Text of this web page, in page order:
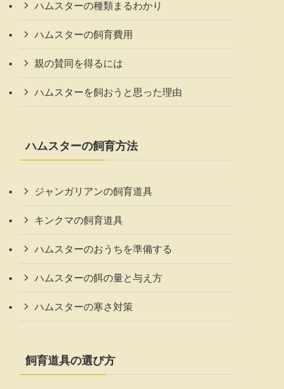
ハムスターの種類まるわかり
ハムスターの飼育費用
親の賛同を得るには
ハムスターを飼おうと思った理由
ハムスターの飼育方法
ジャンガリアンの飼育道具
キンクマの飼育道具
ハムスターのおうちを準備する
ハムスターの餌の量と与え方
ハムスターの寒さ対策
飼育道具の選び方